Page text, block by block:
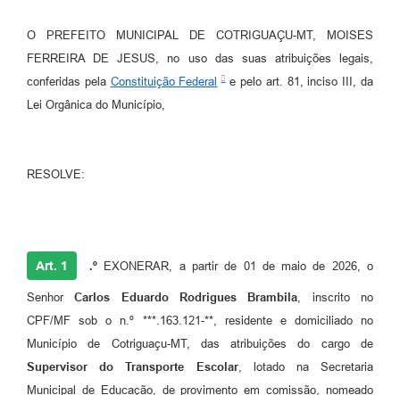
Serviços Online
Enquete
Agenda
Contato
O PREFEITO MUNICIPAL DE COTRIGUAÇU-MT, MOISES
FERREIRA DE JESUS, no uso das suas atribuições legais,
conferidas pela Constituição Federal
e pelo art. 81, inciso III, da
Lei Orgânica do Município,
RESOLVE:
Art. 1 .º EXONERAR, a partir de 01 de maio de 2026, o
SenhorCarlos Eduardo Rodrigues Brambila, inscrito no
CPF/MF sob o n.º ***.163.121-**, residente e domiciliado no
Município de Cotriguaçu-MT, das atribuições do cargo de
Supervisor do Transporte Escolar, lotado na Secretaria
Municipal de Educação, de provimento em comissão, nomeado